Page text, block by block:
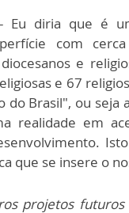
- Eu diria que é
com
e
e 67
do Brasil", ou seja
realidade em
que se insere o
projetos